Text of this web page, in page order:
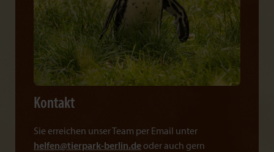
Kontakt
Sie erreichen unser Team per Email unter
helfen@tierpark-berlin.de oder auch gern